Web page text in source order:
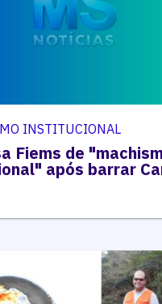
INSTITUCIONAL
Fiems de
após barrar